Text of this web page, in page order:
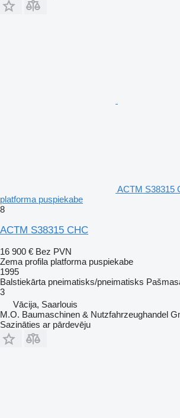
ACTM S38315
platforma puspiekabe
8
ACTM S38315 CHC
16 900 € Bez PVN
Zema profila platforma puspiekabe
1995
Balstiekārta pneimatisks/pneimatisks
3
Vācija, Saarlouis
M.O. Baumaschinen & Nutzfahrzeughandel
Sazināties ar pārdevēju